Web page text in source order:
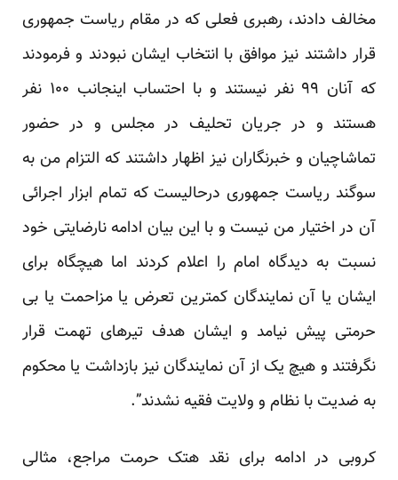
مخالف دادند، رهبری فعلی که در مقام ریاست جمهوری
قرار داشتند نیز موافق با انتخاب ایشان نبودند و فرمودند
که آنان ۹۹ نفر نیستند و با احتساب اینجانب ۱۰۰ نفر
هستند و در جریان تحلیف در مجلس و در حضور
تماشاچیان و خبرنگاران نیز اظهار داشتند که التزام من به
سوگند ریاست جمهوری درحالیست که تمام ابزار اجرائی
آن در اختیار من نیست و با این بیان ادامه نارضایتی خود
نسبت به دیدگاه امام را اعلام کردند اما هیچگاه برای
ایشان یا آن نمایندگان کمترین تعرض یا مزاحمت یا بی
حرمتی پیش نیامد و ایشان هدف تیرهای تهمت قرار
نگرفتند و هیچ یک از آن نمایندگان نیز بازداشت یا محکوم
به ضدیت با نظام و ولایت فقیه نشدند”.
کروبی در ادامه برای نقد هتک حرمت مراجع، مثالی